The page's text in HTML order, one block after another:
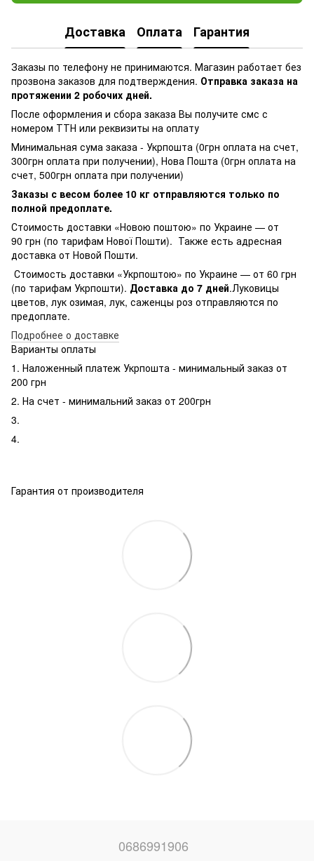
Доставка Оплата Гарантия
Заказы по телефону не принимаются. Магазин работает без
прозвона заказов для подтверждения. Отправка заказа на
протяжении 2 робочих дней.
После оформления и сбора заказа Вы получите смс с
номером ТТН или реквизиты на оплату
Минимальная сума заказа - Укрпошта (0грн оплата на счет,
300грн оплата при получении), Нова Пошта (0грн оплата на
счет, 500грн оплата при получении)
Заказы с весом более 10 кг отправляются только по
полной предоплате.
Стоимость доставки «Новою поштою» по Украине — от
90 грн (по тарифам Нової Пошти). Также есть адресная
доставка от Новой Пошти.
Стоимость доставки «Укрпоштою» по Украине — от 60 грн
(по тарифам Укрпошти). Доставка до 7 дней.Луковицы
цветов, лук озимая, лук, саженцы роз отправляются по
предоплате.
Подробнее о доставке
Варианты оплаты
1. Наложенный платеж Укрпошта - минимальный заказ от
200 грн
2. На счет - минимальний заказ от 200грн
3.
4.
Гарантия от производителя
0686991906